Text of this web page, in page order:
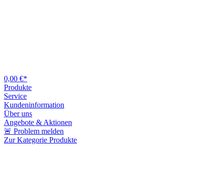
0,00 €*
Produkte
Service
Kundeninformation
Über uns
Angebote & Aktionen
🚨 Problem melden
Zur Kategorie Produkte